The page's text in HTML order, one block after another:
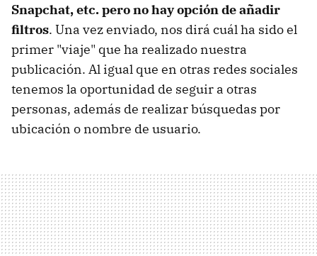
Snapchat, etc. pero no hay opción de añadir
filtros. Una vez enviado, nos dirá cuál ha sido el
primer "viaje" que ha realizado nuestra
publicación. Al igual que en otras redes sociales
tenemos la oportunidad de seguir a otras
personas, además de realizar búsquedas por
ubicación o nombre de usuario.